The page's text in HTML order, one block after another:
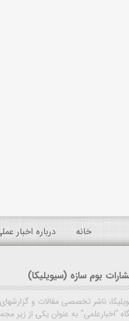
خانه درباره اخبار
بوم سازه (سیویلیکا)
ناشر تخصصی مقالات و
"اخبارعلمی" به عنوان یکی از زیر